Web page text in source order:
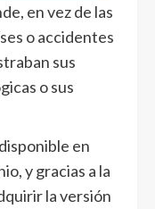
en vez de las
o accidentes
sus
o sus
en
y gracias a la
la versión